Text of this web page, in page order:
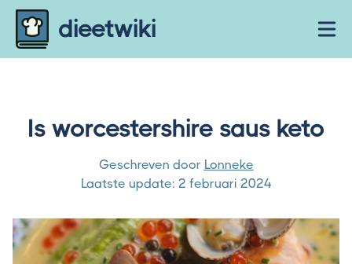
Skip to content
dieetwiki
Is worcestershire saus keto
Geschreven door Lonneke
Laatste update: 2 februari 2024